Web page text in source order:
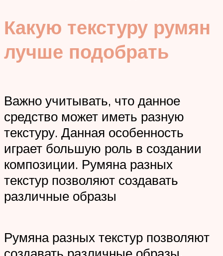
Какую текстуру румян
лучше подобрать
Важно учитывать, что данное
средство может иметь разную
текстуру. Данная особенность
играет большую роль в создании
композиции. Румяна разных
текстур позволяют создавать
различные образы
Румяна разных текстур позволяют